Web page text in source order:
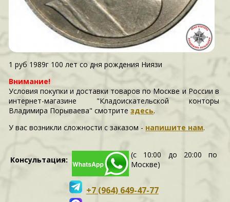
1 руб 1989г 100 лет со дня рождения Ниязи
Внимание!
Условия покупки и доставки товаров по Москве и России в
интернет-магазине "Кладоискательской конторы
Владимира Порываева" смотритездесь.
У вас возникли сложности c заказом - напишите нам.
Консультация:
(с 10:00 до 20:00 по
Москве)
+7 (964) 649-47-77